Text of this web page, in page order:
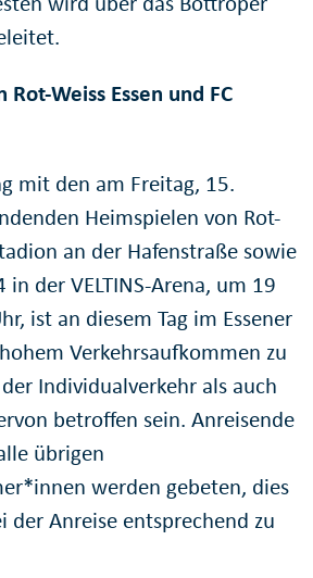
Weiss Essen und FC
mit den am Freitag, 15.
Heimspielen von Rot-
an der Hafenstraße sowie
in der VELTINS-Arena, um 19
ist an diesem Tag im Essener
Verkehrsaufkommen zu
Individualverkehr als auch
betroffen sein. Anreisende
übrigen
werden gebeten, dies
der Anreise entsprechend zu